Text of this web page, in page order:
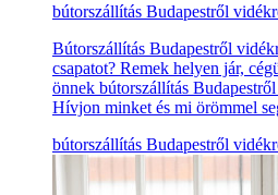
bútorszállítás Budapestről
Bútorszállítás Budapestről
csapatot? Remek helyen jár,
önnek bútorszállítás
Hívjon minket és mi örömmel
bútorszállítás Budapestről